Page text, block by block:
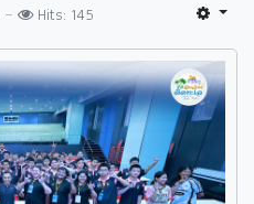
Hits: 145